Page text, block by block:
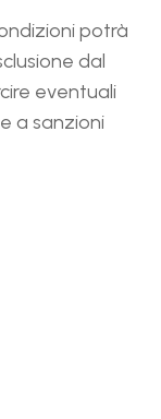
potrà
dal
eventuali
a sanzioni